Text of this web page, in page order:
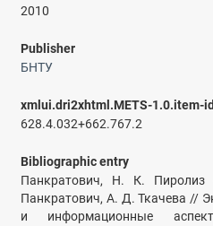
2010
Publisher
БНТУ
xmlui.dri2xhtml.METS-1.0.item-
628.4.032+662.767.2
Bibliographic entry
Панкратович, Н. К.
Панкратович, А. Д. Ткачева //
и информационные